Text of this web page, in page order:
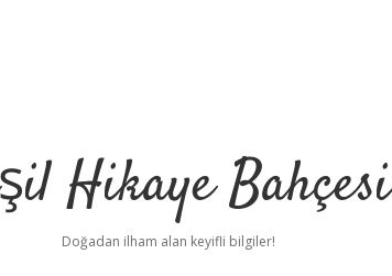
Hikaye Bahçesi
Doğadan ilham alan keyifli bilgiler!